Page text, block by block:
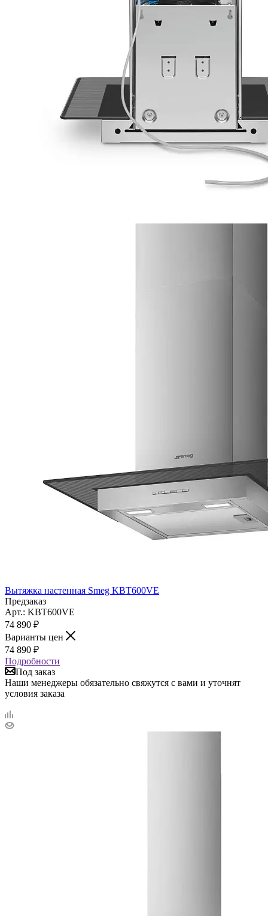
Вытяжка настенная Smeg KBT600VE
Предзаказ
Арт.: KBT600VE
74 890 ₽
Варианты цен
74 890 ₽
Подробности
Под заказ
Наши менеджеры обязательно свяжутся с вами и уточнят
условия заказа